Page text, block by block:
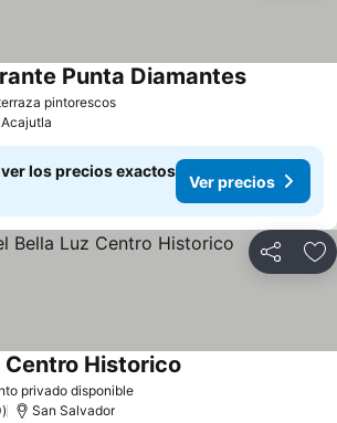
pintorescosVer precios
Punta DiamantesVer
Acajutla
los precios exactos
Ver precios
Compartir
privado disponibleVer precios
Centro Historico
San Salvador